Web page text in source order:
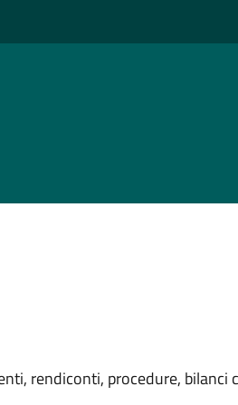
rendiconti, procedure, bilanci